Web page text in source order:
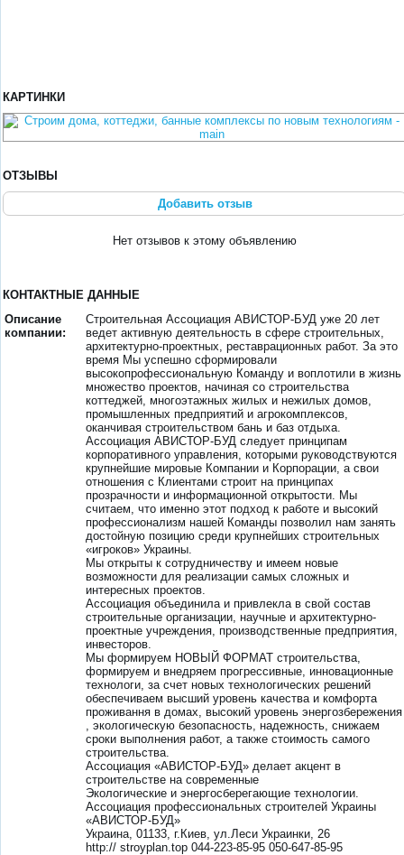
КАРТИНКИ
ОТЗЫВЫ
Добавить отзыв
Нет отзывов к этому объявлению
КОНТАКТНЫЕ ДАННЫЕ
Описание
компании:
Строительная Ассоциация АВИСТОР-БУД уже 20 лет
ведет активную деятельность в сфере строительных,
архитектурно-проектных, реставрационных работ. За это
время Мы успешно сформировали
высокопрофессиональную Команду и воплотили в жизнь
множество проектов, начиная со строительства
коттеджей, многоэтажных жилых и нежилых домов,
промышленных предприятий и агрокомплексов,
оканчивая строительством бань и баз отдыха.
Ассоциация АВИСТОР-БУД следует принципам
корпоративного управления, которыми руководствуются
крупнейшие мировые Компании и Корпорации, а свои
отношения с Клиентами строит на принципах
прозрачности и информационной открытости. Мы
считаем, что именно этот подход к работе и высокий
профессионализм нашей Команды позволил нам занять
достойную позицию среди крупнейших строительных
«игроков» Украины.
Мы открыты к сотрудничеству и имеем новые
возможности для реализации самых сложных и
интересных проектов.
Ассоциация объединила и привлекла в свой состав
строительные организации, научные и архитектурно-
проектные учреждения, производственные предприятия,
инвесторов.
Мы формируем НОВЫЙ ФОРМАТ строительства,
формируем и внедряем прогрессивные, инновационные
технологи, за счет новых технологических решений
обеспечиваем высший уровень качества и комфорта
проживання в домах, высокий уровень энергозбережения
, экологическую безопасность, надежность, снижаем
сроки выполнения работ, а также стоимость самого
строительства.
Ассоциация «АВИСТОР-БУД» делает акцент в
строительстве на современные
Экологические и энергосберегающие технологии.
Ассоциация профессиональных строителей Украины
«АВИСТОР-БУД»
Украина, 01133, г.Киев, ул.Леси Украинки, 26
http:// stroyplan.top 044-223-85-95 050-647-85-95